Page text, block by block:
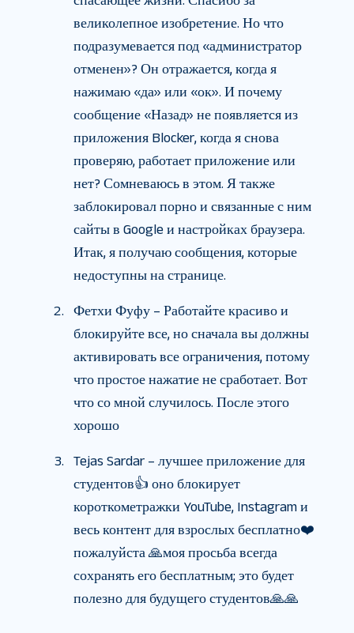
великолепное изобретение. Но что
подразумевается под «администратор
отменен»? Он отражается, когда я
нажимаю «да» или «ок». И почему
сообщение «Назад» не появляется из
приложения Blocker, когда я снова
проверяю, работает приложение или
нет? Сомневаюсь в этом. Я также
заблокировал порно и связанные с ним
сайты в Google и настройках браузера.
Итак, я получаю сообщения, которые
недоступны на странице.
Фетхи Фуфу – Работайте красиво и
блокируйте все, но сначала вы должны
активировать все ограничения, потому
что простое нажатие не сработает. Вот
что со мной случилось. После этого
хорошо
Tejas Sardar – лучшее приложение для
студентов👍 оно блокирует
короткометражки YouTube, Instagram и
весь контент для взрослых бесплатно❤️
пожалуйста 🙏моя просьба всегда
сохранять его бесплатным; это будет
полезно для будущего студентов🙏🙏